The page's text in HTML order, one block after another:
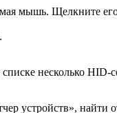
мышь. Щелкните
списке несколько
устройств»,